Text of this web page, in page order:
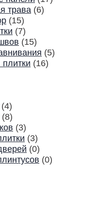
трава (6)
(15)
(7)
(15)
(5)
(16)
(4)
(8)
(3)
(3)
(0)
(0)